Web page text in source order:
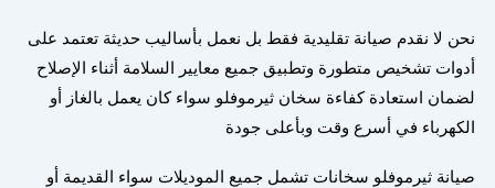
نحن لا نقدم صيانة تقليدية فقط بل نعمل بأساليب حديثة تعتمد على
أدوات تشخيص متطورة وتطبيق جميع معايير السلامة أثناء الإصلاح
لضمان استعادة كفاءة سخان ثيرموفلو سواء كان يعمل بالغاز أو
الكهرباء في أسرع وقت وبأعلى جودة
صيانة ثيرموفلو سخانات تشمل جميع الموديلات سواء القديمة أو